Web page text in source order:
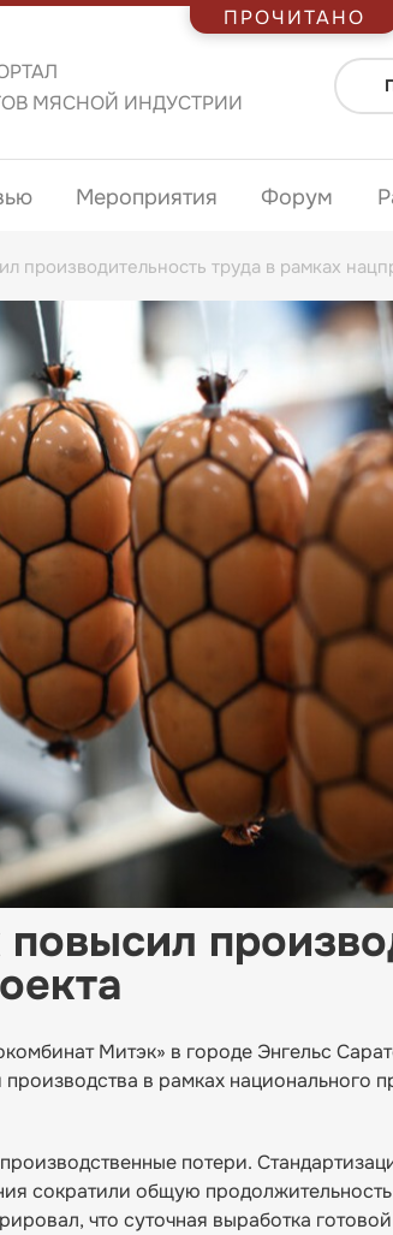
МЯСНОЙ ИНДУСТРИИ
Мероприятия Форум
производительность труда в рамках
Митэк» в городе Энгельс
в рамках национального
потери.
сократили общую
что суточная выработка
ПРОЧИТАНО